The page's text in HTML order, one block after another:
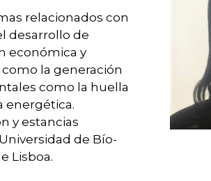
relacionados con
desarrollo de
económica y
la generación
como la huella
energética.
y estancias
de Bío-
Lisboa.